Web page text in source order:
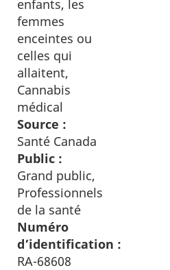
enfants, les
femmes
enceintes ou
celles qui
allaitent,
Cannabis
médical
Source :
Santé Canada
Public :
Grand public,
Professionnels
de la santé
Numéro
d’identification :
RA-68608